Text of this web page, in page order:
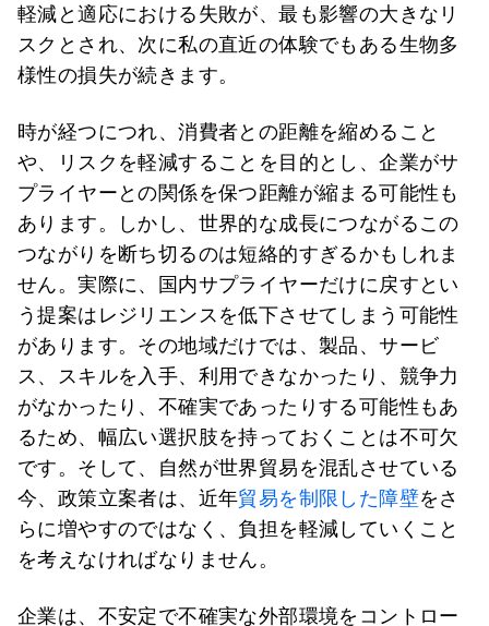
軽減と適応における失敗が、最も影響の大きなリ
スクとされ、次に私の直近の体験でもある生物多
様性の損失が続きます。
時が経つにつれ、消費者との距離を縮めること
や、リスクを軽減することを目的とし、企業がサ
プライヤーとの関係を保つ距離が縮まる可能性も
あります。しかし、世界的な成長につながるこの
つながりを断ち切るのは短絡的すぎるかもしれま
せん。実際に、国内サプライヤーだけに戻すとい
う提案はレジリエンスを低下させてしまう可能性
があります。その地域だけでは、製品、サービ
ス、スキルを入手、利用できなかったり、競争力
がなかったり、不確実であったりする可能性もあ
るため、幅広い選択肢を持っておくことは不可欠
です。そして、自然が世界貿易を混乱させている
今、政策立案者は、近年貿易を制限した障壁をさ
らに増やすのではなく、負担を軽減していくこと
を考えなければなりません。
企業は、不安定で不確実な外部環境をコントロー